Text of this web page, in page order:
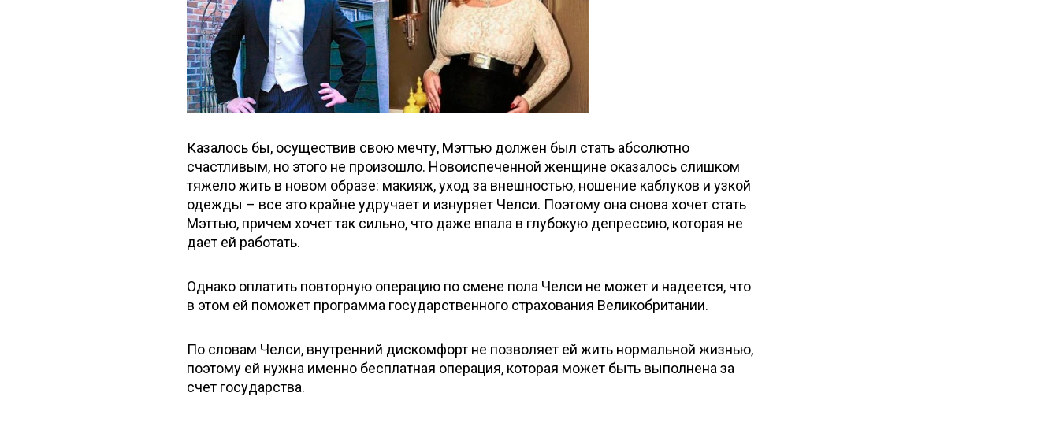
Казалось бы, осуществив свою мечту, Мэттью должен был стать абсолютно
счастливым, но этого не произошло. Новоиспеченной женщине оказалось слишком
тяжело жить в новом образе: макияж, уход за внешностью, ношение каблуков и узкой
одежды – все это крайне удручает и изнуряет Челси. Поэтому она снова хочет стать
Мэттью, причем хочет так сильно, что даже впала в глубокую депрессию, которая не
дает ей работать.
Однако оплатить повторную операцию по смене пола Челси не может и надеется, что
в этом ей поможет программа государственного страхования Великобритании.
По словам Челси, внутренний дискомфорт не позволяет ей жить нормальной жизнью,
поэтому ей нужна именно бесплатная операция, которая может быть выполнена за
счет государства.